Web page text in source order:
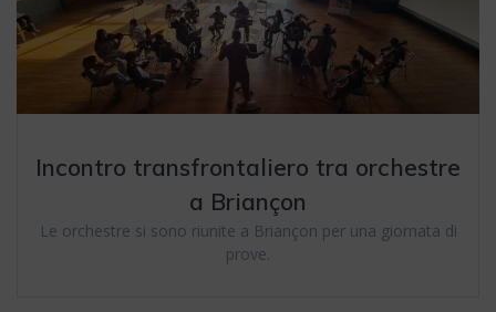
Incontro transfrontaliero tra orchestre
a Briançon
Le orchestre si sono riunite a Briançon per una giornata di
prove.